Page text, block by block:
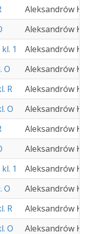
Aleksandrów Kujawski
Aleksandrów Kujawski
1
Aleksandrów Kujawski
O
Aleksandrów Kujawski
R
Aleksandrów Kujawski
O
Aleksandrów Kujawski
Aleksandrów Kujawski
Aleksandrów Kujawski
1
Aleksandrów Kujawski
O
Aleksandrów Kujawski
R
Aleksandrów Kujawski
O
Aleksandrów Kujawski